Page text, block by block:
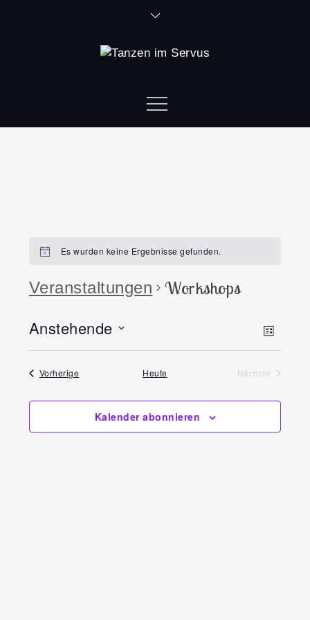
Es wurden keine Ergebnisse gefunden.
Veranstaltungen Workshops
Liste
Anstehende
Datum
wählen.
Vorherige VeranstaltungenHeute
Nächste
Kalender abonnieren